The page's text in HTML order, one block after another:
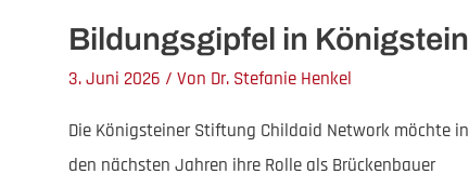
Bildungsgipfel in Königstein
3. Juni 2026 / Von Dr. Stefanie Henkel
Die Königsteiner Stiftung Childaid Network möchte in
den nächsten Jahren ihre Rolle als Brückenbauer